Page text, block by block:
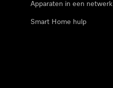
Apparaten in een netwerk
Smart Home hulp